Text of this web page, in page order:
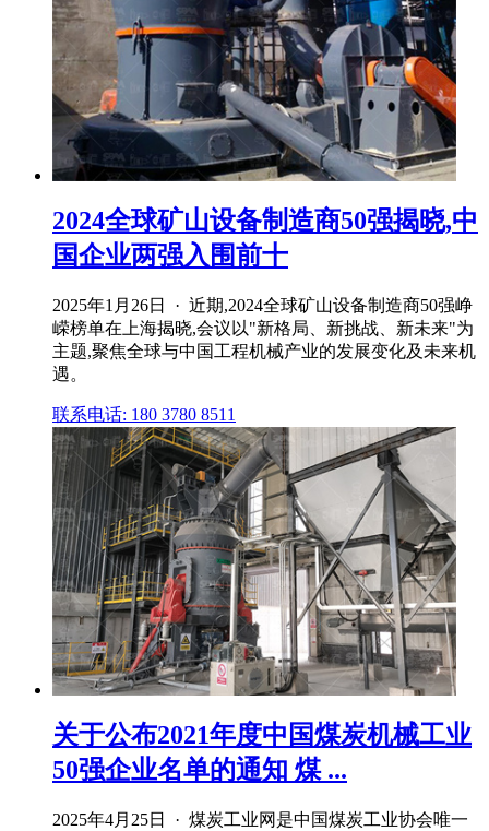
2024全球矿山设备制造商50强揭晓,中
国企业两强入围前十
2025年1月26日 · 近期,2024全球矿山设备制造商50强峥
嵘榜单在上海揭晓,会议以"新格局、新挑战、新未来"为
主题,聚焦全球与中国工程机械产业的发展变化及未来机
遇。
联系电话: 180 3780 8511
关于公布2021年度中国煤炭机械工业
50强企业名单的通知 煤 ...
2025年4月25日 · 煤炭工业网是中国煤炭工业协会唯一